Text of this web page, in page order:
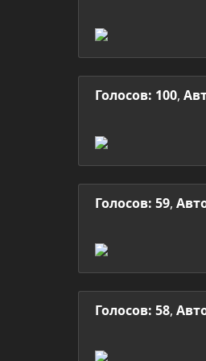
Голосов: 100,
Голосов: 59,
Голосов: 58,